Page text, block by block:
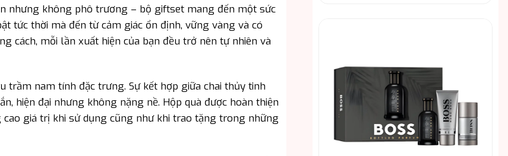
nhưng không phô trương – bộ giftset mang đến một sức
tức thời mà đến từ cảm giác ổn định, vững vàng và có
cách, mỗi lần xuất hiện của bạn đều trở nên tự nhiên và
trầm nam tính đặc trưng. Sự kết hợp giữa chai thủy tinh
hiện đại nhưng không nặng nề. Hộp quà được hoàn thiện
giá trị khi sử dụng cũng như khi trao tặng trong những